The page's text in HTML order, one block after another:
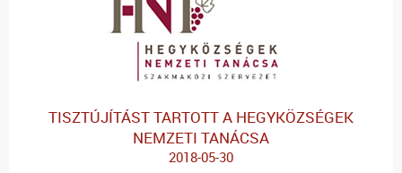
TISZTÚJÍTÁST TARTOTT A HEGYKÖZSÉGEK
NEMZETI TANÁCSA
2018-05-30